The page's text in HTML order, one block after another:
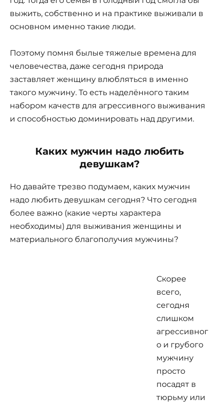
выжить, собственно и на практике выживали в
основном именно такие люди.
Поэтому помня былые тяжелые времена для
человечества, даже сегодня природа
заставляет женщину влюбляться в именно
такого мужчину. То есть наделённого таким
набором качеств для агрессивного выживания
и способностью доминировать над другими.
Каких мужчин надо любить
девушкам?
Но давайте трезво подумаем, каких мужчин
надо любить девушкам сегодня? Что сегодня
более важно (какие черты характера
необходимы) для выживания женщины и
материального благополучия мужчины?
Скорее
всего,
сегодня
слишком
агрессивног
о и грубого
мужчину
просто
посадят в
тюрьму или